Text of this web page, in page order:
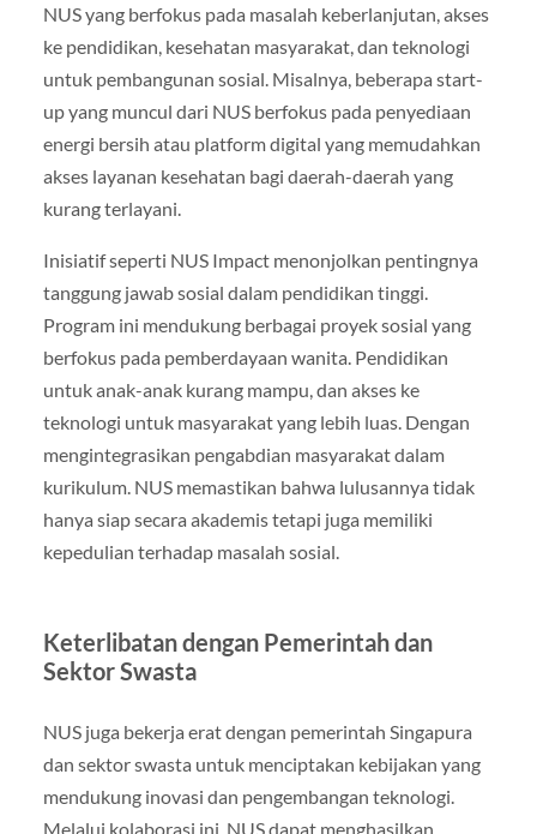
NUS yang berfokus pada masalah keberlanjutan, akses
ke pendidikan, kesehatan masyarakat, dan teknologi
untuk pembangunan sosial. Misalnya, beberapa start-
up yang muncul dari NUS berfokus pada penyediaan
energi bersih atau platform digital yang memudahkan
akses layanan kesehatan bagi daerah-daerah yang
kurang terlayani.
Inisiatif seperti NUS Impact menonjolkan pentingnya
tanggung jawab sosial dalam pendidikan tinggi.
Program ini mendukung berbagai proyek sosial yang
berfokus pada pemberdayaan wanita. Pendidikan
untuk anak-anak kurang mampu, dan akses ke
teknologi untuk masyarakat yang lebih luas. Dengan
mengintegrasikan pengabdian masyarakat dalam
kurikulum. NUS memastikan bahwa lulusannya tidak
hanya siap secara akademis tetapi juga memiliki
kepedulian terhadap masalah sosial.
Keterlibatan dengan Pemerintah dan
Sektor Swasta
NUS juga bekerja erat dengan pemerintah Singapura
dan sektor swasta untuk menciptakan kebijakan yang
mendukung inovasi dan pengembangan teknologi.
Melalui kolaborasi ini, NUS dapat menghasilkan